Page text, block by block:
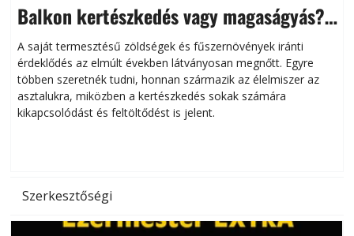
Balkon kertészkedés vagy magaságyás?
Helytakarékos kertészkedés
A saját termesztésű zöldségek és fűszernövények iránti
érdeklődés az elmúlt években látványosan megnőtt. Egyre
többen szeretnék tudni, honnan származik az élelmiszer az
asztalukra, miközben a kertészkedés sokak számára
kikapcsolódást és feltöltődést is jelent.
Szerkesztőségi